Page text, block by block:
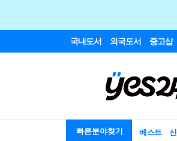
국내도서 외국도서 중고샵
빠른분야찾기 베스트